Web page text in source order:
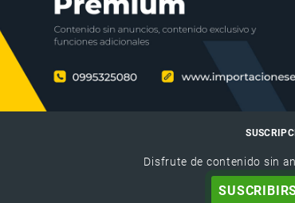
Disfrute de contenido sin